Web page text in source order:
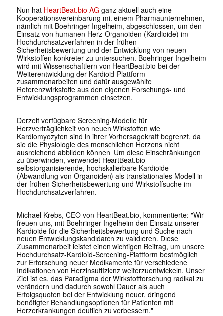
Nun hat HeartBeat.bio AG ganz aktuell auch eine
Kooperationsvereinbarung mit einem Pharmaunternehmen,
nämlich mit Boehringer Ingelheim, abgeschlossen, um den
Einsatz von humanen Herz-Organoiden (Kardioide) im
Hochdurchsatzverfahren in der frühen
Sicherheitsbewertung und der Entwicklung von neuen
Wirkstoffen konkreter zu untersuchen. Boehringer Ingelheim
wird mit Wissenschaftlern von HeartBeat.bio bei der
Weiterentwicklung der Kardioid-Plattform
zusammenarbeiten und dafür ausgewählte
Referenzwirkstoffe aus den eigenen Forschungs- und
Entwicklungsprogrammen einsetzen.
Derzeit verfügbare Screening-Modelle für
Herzverträglichkeit von neuen Wirkstoffen wie
Kardiomyozyten sind in ihrer Vorhersagekraft begrenzt, da
sie die Physiologie des menschlichen Herzens nicht
ausreichend abbilden können. Um diese Einschränkungen
zu überwinden, verwendet HeartBeat.bio
selbstorganisierende, hochskalierbare Kardioide
(Abwandlung von Organoiden) als translationales Modell in
der frühen Sicherheitsbewertung und Wirkstoffsuche im
Hochdurchsatzverfahren.
Michael Krebs, CEO von HeartBeat.bio, kommentierte: "Wir
freuen uns, mit Boehringer Ingelheim den Einsatz unserer
Kardioide für die Sicherheitsbewertung und Suche nach
neuen Entwicklungskandidaten zu validieren. Diese
Zusammenarbeit leistet einen wichtigen Beitrag, um unsere
Hochdurchsatz-Kardioid-Screening-Plattform bestmöglich
zur Erforschung neuer Medikamente für verschiedene
Indikationen von Herzinsuffizienz weiterzuentwickeln. Unser
Ziel ist es, das Paradigma der Wirkstoffforschung radikal zu
verändern und dadurch sowohl Dauer als auch
Erfolgsquoten bei der Entwicklung neuer, dringend
benötigter Behandlungsoptionen für Patienten mit
Herzerkrankungen deutlich zu verbessern."